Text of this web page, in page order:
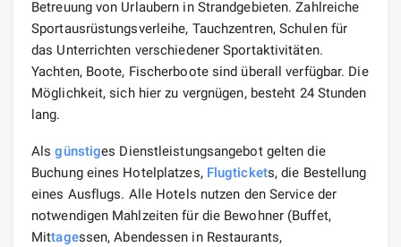
Betreuung von Urlaubern in Strandgebieten. Zahlreiche
Sportausrüstungsverleihe, Tauchzentren, Schulen für
das Unterrichten verschiedener Sportaktivitäten.
Yachten, Boote, Fischerboote sind überall verfügbar. Die
Möglichkeit, sich hier zu vergnügen, besteht 24 Stunden
lang.
Alsgünstiges Dienstleistungsangebot gelten die
Buchung eines Hotelplatzes, Flugtickets, die Bestellung
eines Ausflugs. Alle Hotels nutzen den Service der
notwendigen Mahlzeiten für die Bewohner (Buffet,
Mittagessen, Abendessen in Restaurants,